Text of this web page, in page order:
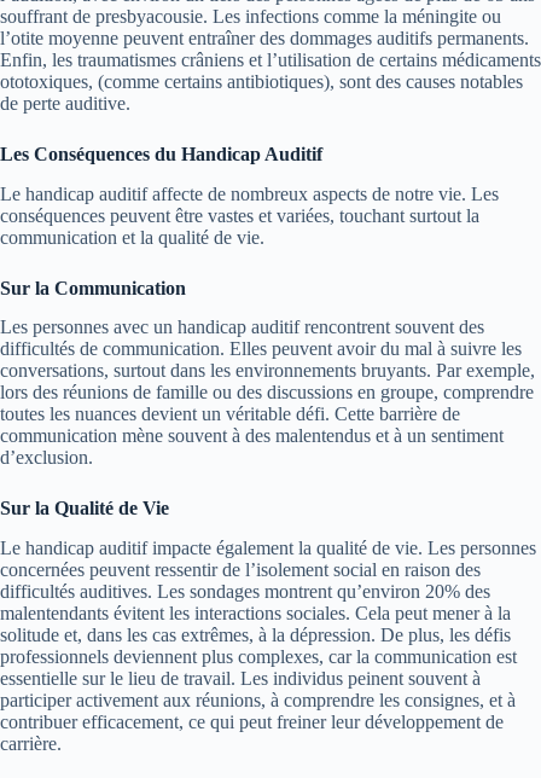
souffrant de presbyacousie. Les infections comme la méningite ou
l’otite moyenne peuvent entraîner des dommages auditifs permanents.
Enfin, les traumatismes crâniens et l’utilisation de certains médicaments
ototoxiques, (comme certains antibiotiques), sont des causes notables
de perte auditive.
Les Conséquences du Handicap Auditif
Le handicap auditif affecte de nombreux aspects de notre vie. Les
conséquences peuvent être vastes et variées, touchant surtout la
communication et la qualité de vie.
Sur la Communication
Les personnes avec un handicap auditif rencontrent souvent des
difficultés de communication. Elles peuvent avoir du mal à suivre les
conversations, surtout dans les environnements bruyants. Par exemple,
lors des réunions de famille ou des discussions en groupe, comprendre
toutes les nuances devient un véritable défi. Cette barrière de
communication mène souvent à des malentendus et à un sentiment
d’exclusion.
Sur la Qualité de Vie
Le handicap auditif impacte également la qualité de vie. Les personnes
concernées peuvent ressentir de l’isolement social en raison des
difficultés auditives. Les sondages montrent qu’environ 20% des
malentendants évitent les interactions sociales. Cela peut mener à la
solitude et, dans les cas extrêmes, à la dépression. De plus, les défis
professionnels deviennent plus complexes, car la communication est
essentielle sur le lieu de travail. Les individus peinent souvent à
participer activement aux réunions, à comprendre les consignes, et à
contribuer efficacement, ce qui peut freiner leur développement de
carrière.